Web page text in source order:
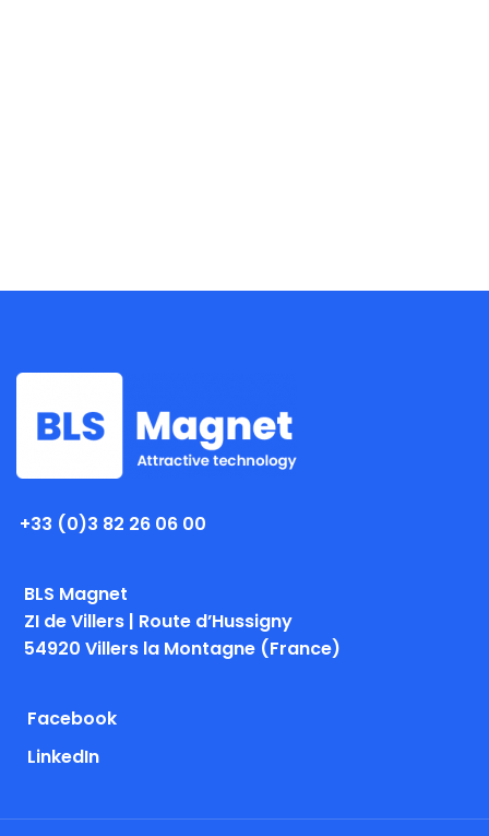
+33 (0)3 82 26 06 00
BLS Magnet
ZI de Villers | Route d’Hussigny
54920 Villers la Montagne (France)
Facebook
LinkedIn